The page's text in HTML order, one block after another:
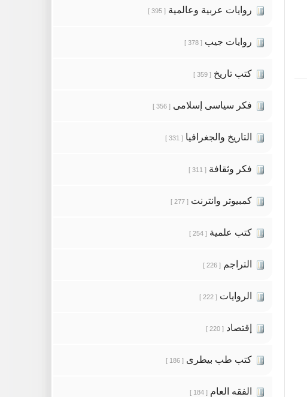
روايات عربية وعالمية [ 395 ]
روايات جيب [ 378 ]
كتب تاريخ [ 359 ]
فكر سياسى إسلامى [ 356 ]
التاريخ والجغرافيا [ 331 ]
فكر وثقافة [ 311 ]
كمبيوتر وانترنت [ 277 ]
كتب علمية [ 254 ]
التراجم [ 226 ]
الروايات [ 222 ]
إقتصاد [ 220 ]
كتب طب بيطرى [ 186 ]
الفقه العام [ 184 ]